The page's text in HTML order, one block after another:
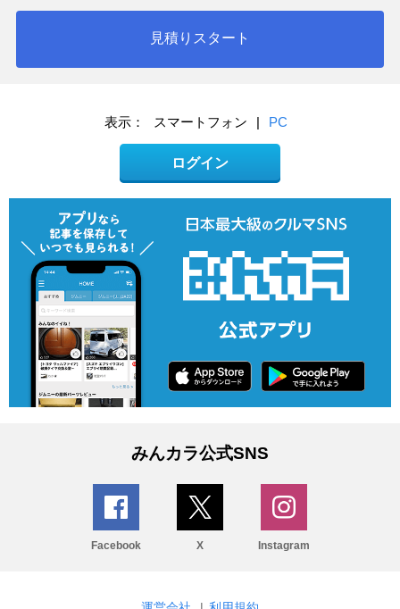
見積りスタート
表示： スマートフォン | PC
ログイン
みんカラ公式SNS
Facebook X Instagram